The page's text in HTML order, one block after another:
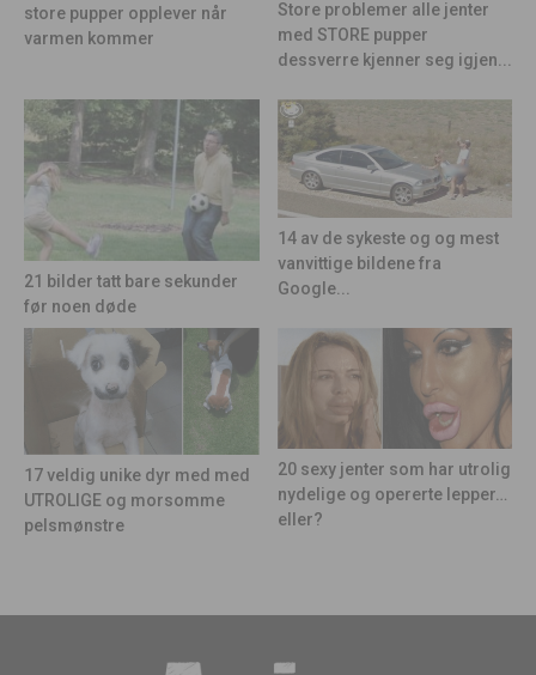
store pupper opplever når
varmen kommer
Store problemer alle jenter
med STORE pupper
dessverre kjenner seg igjen...
21 bilder tatt bare sekunder
før noen døde
14 av de sykeste og og mest
vanvittige bildene fra
Google...
17 veldig unike dyr med med
UTROLIGE og morsomme
pelsmønstre
20 sexy jenter som har utrolig
nydelige og opererte lepper…
eller?